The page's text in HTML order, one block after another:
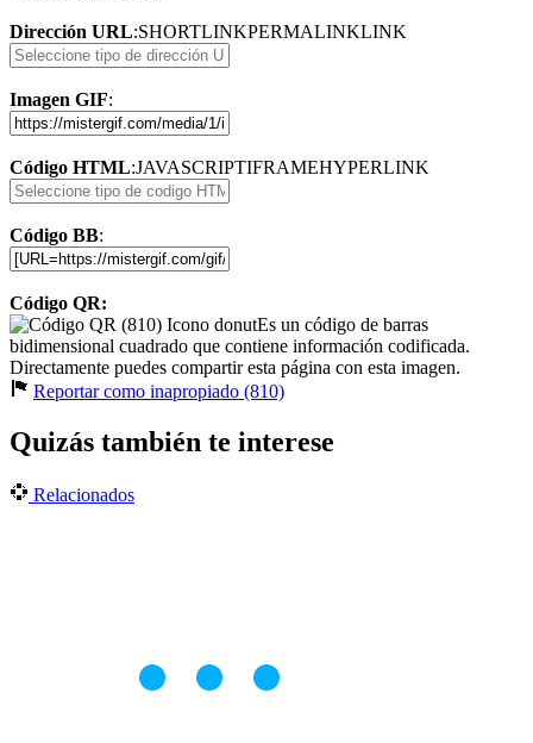
Dirección URL:SHORTLINKPERMALINKLINK
Imagen GIF:
Código HTML:JAVASCRIPTIFRAMEHYPERLINK
Código BB:
Código QR:
Es un código de barras
bidimensional cuadrado que contiene información codificada.
Directamente puedes compartir esta página con esta imagen.
Reportar como inapropiado (810)
Quizás también te interese
Relacionados